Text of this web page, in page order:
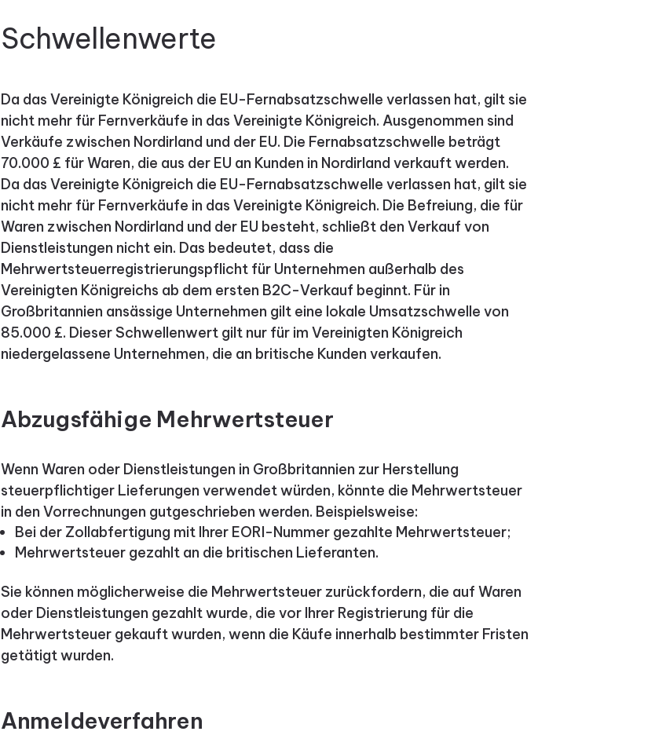
Schwellenwerte
Da das Vereinigte Königreich die EU-Fernabsatzschwelle verlassen hat, gilt sie
nicht mehr für Fernverkäufe in das Vereinigte Königreich. Ausgenommen sind
Verkäufe zwischen Nordirland und der EU. Die Fernabsatzschwelle beträgt
70.000 £ für Waren, die aus der EU an Kunden in Nordirland verkauft werden.
Da das Vereinigte Königreich die EU-Fernabsatzschwelle verlassen hat, gilt sie
nicht mehr für Fernverkäufe in das Vereinigte Königreich. Die Befreiung, die für
Waren zwischen Nordirland und der EU besteht, schließt den Verkauf von
Dienstleistungen nicht ein. Das bedeutet, dass die
Mehrwertsteuerregistrierungspflicht für Unternehmen außerhalb des
Vereinigten Königreichs ab dem ersten B2C-Verkauf beginnt. Für in
Großbritannien ansässige Unternehmen gilt eine lokale Umsatzschwelle von
85.000 £. Dieser Schwellenwert gilt nur für im Vereinigten Königreich
niedergelassene Unternehmen, die an britische Kunden verkaufen.
Abzugsfähige Mehrwertsteuer
Wenn Waren oder Dienstleistungen in Großbritannien zur Herstellung
steuerpflichtiger Lieferungen verwendet würden, könnte die Mehrwertsteuer
in den Vorrechnungen gutgeschrieben werden. Beispielsweise:
Bei der Zollabfertigung mit Ihrer EORI-Nummer gezahlte Mehrwertsteuer;
Mehrwertsteuer gezahlt an die britischen Lieferanten.
Sie können möglicherweise die Mehrwertsteuer zurückfordern, die auf Waren
oder Dienstleistungen gezahlt wurde, die vor Ihrer Registrierung für die
Mehrwertsteuer gekauft wurden, wenn die Käufe innerhalb bestimmter Fristen
getätigt wurden.
Anmeldeverfahren